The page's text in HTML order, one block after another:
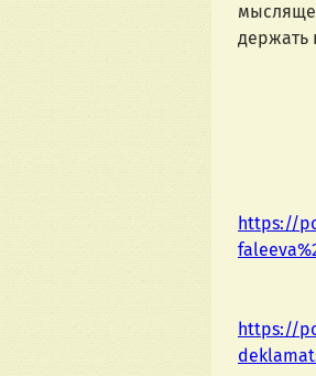
держать
https://
https://